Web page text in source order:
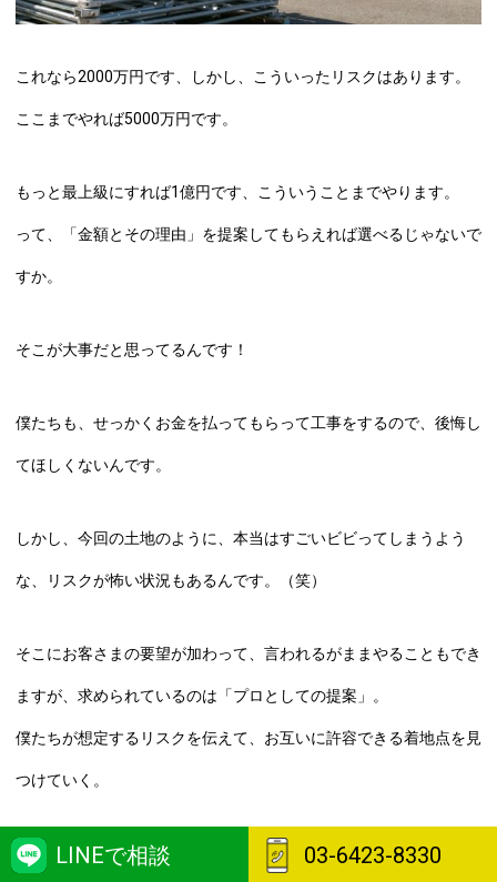
LINEで相談 03-6423-8330
これなら2000万円です、しかし、こういったリスクはあります。
ここまでやれば5000万円です。
もっと最上級にすれば1億円です、こういうことまでやります。
って、「金額とその理由」を提案してもらえれば選べるじゃないで
すか。
そこが大事だと思ってるんです！
僕たちも、せっかくお金を払ってもらって工事をするので、後悔し
てほしくないんです。
しかし、今回の土地のように、本当はすごいビビってしまうよう
な、リスクが怖い状況もあるんです。（笑）
そこにお客さまの要望が加わって、言われるがままやることもでき
ますが、求められているのは「プロとしての提案」。
僕たちが想定するリスクを伝えて、お互いに許容できる着地点を見
つけていく。
これができるっていうことが、僕たちの一番の強みだと感じていま